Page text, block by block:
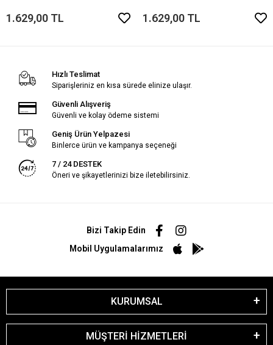
1.629,00 TL 1.629,00 TL
Hızlı Teslimat
Siparişleriniz en kısa sürede elinize ulaşır.
Güvenli Alışveriş
Güvenli ve kolay ödeme sistemi
Geniş Ürün Yelpazesi
Binlerce ürün ve kampanya seçeneği
7 / 24 DESTEK
Öneri ve şikayetlerinizi bize iletebilirsiniz.
Bizi Takip Edin
Mobil Uygulamalarımız
KURUMSAL
MÜŞTERİ HİZMETLERİ